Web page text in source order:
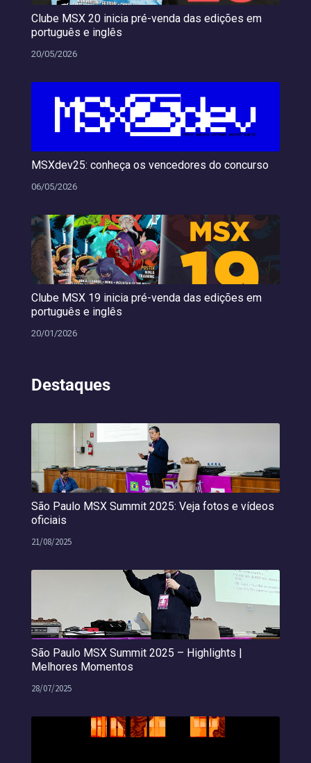
Clube MSX 20 inicia pré-venda das edições em
português e inglês
20/05/2026
MSXdev25: conheça os vencedores do concurso
06/05/2026
Clube MSX 19 inicia pré-venda das edições em
português e inglês
20/01/2026
Destaques
São Paulo MSX Summit 2025: Veja fotos e vídeos
oficiais
21/08/2025
São Paulo MSX Summit 2025 – Highlights |
Melhores Momentos
28/07/2025